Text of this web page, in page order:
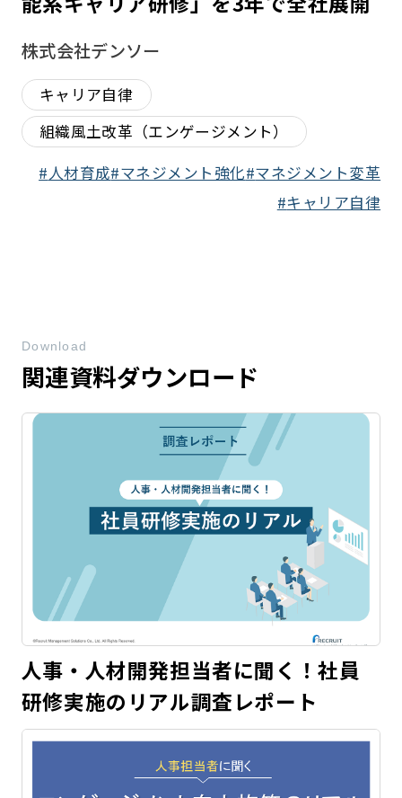
株式会社デンソー
キャリア自律
組織風土改革（エンゲージメント）
人材育成 マネジメント強化 マネジメント変革
キャリア自律
関連資料ダウンロード
Download
人事・人材開発担当者に聞く！社員
研修実施のリアル調査レポート